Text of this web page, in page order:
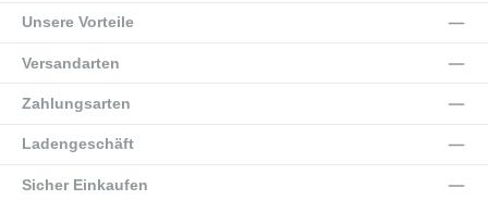
Unsere Vorteile
Versandarten
Zahlungsarten
Ladengeschäft
Sicher Einkaufen